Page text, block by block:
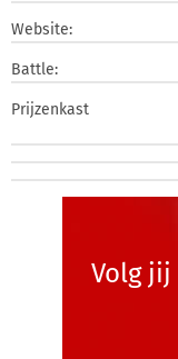
Website:
Battle:
Prijzenkast
Volg jij